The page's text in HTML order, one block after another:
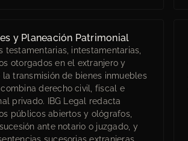
y Planeación Patrimonial
testamentarias, intestamentarias,
otorgados en el extranjero y
la transmisión de bienes inmuebles
derecho civil, fiscal e
privado. IBG Legal redacta
públicos abiertos y ológrafos,
ante notario o juzgado, y